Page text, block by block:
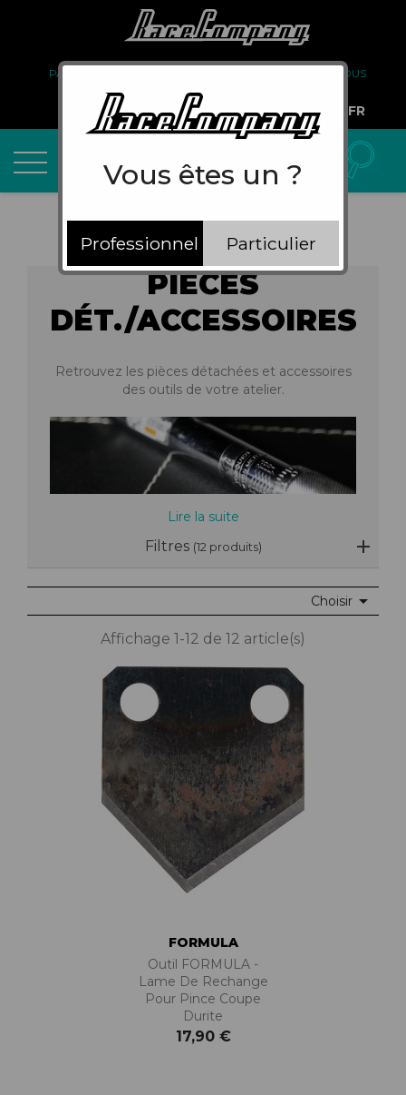
PARTENARIAT
À PROPOS DE NOUS
COMPTE PRO
FR
PIÈCES
DÉT./ACCESSOIRES
Retrouvez les pièces détachées et accessoires
des outils de votre atelier.
Lire la suite
Filtres (12 produits)
Choisir 
Affichage 1-12 de 12 article(s)
FORMULA
Outil FORMULA -
Lame De Rechange
Pour Pince Coupe
Durite
17,90 €
Vous êtes un ?
Professionnel Particulier